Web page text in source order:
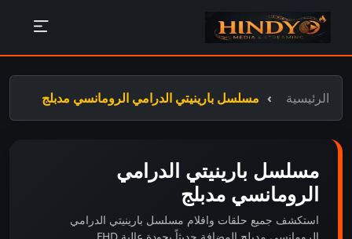
الرئيسية مسلسل بارينيتي الدرامي الرومانسي مدبلج
مسلسل بارينيتي الدرامي
الرومانسي مدبلج
استكشف جميع حلقات وافلام مسلسل بارينيتي الدرامي